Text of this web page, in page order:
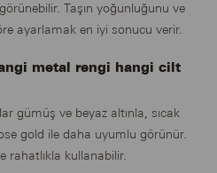
Taşın yoğunluğunu ve
ayarlamak en iyi sonucu verir.
metal rengi hangi cilt
gümüş ve beyaz altınla, sıcak
gold ile daha uyumlu görünür.
rahatlıkla kullanabilir.